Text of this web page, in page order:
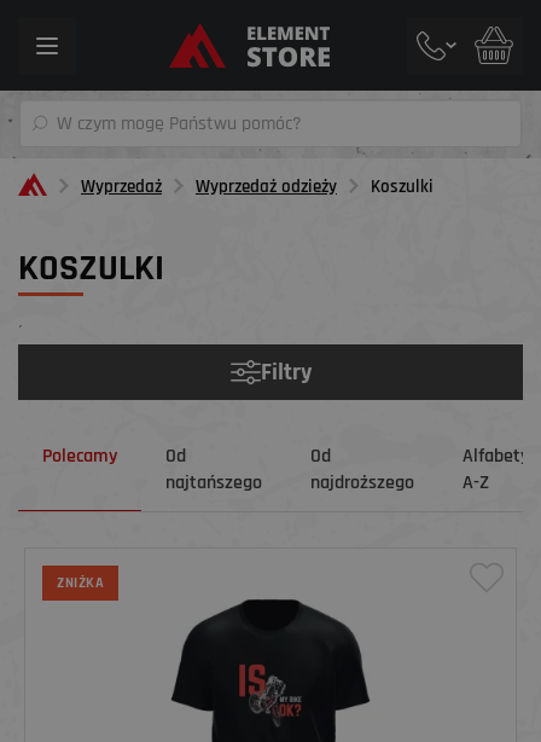
Toggle
Wyprzedaż Wyprzedaż odzieży Koszulki
KOSZULKI
´
Filtry
Polecamy
Od
najtańszego
Od
najdroższego
A-Z
ZNIŻKA